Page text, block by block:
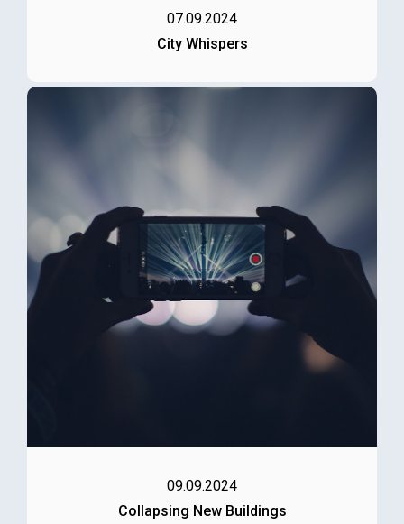
07.09.2024
City Whispers
09.09.2024
Collapsing New Buildings